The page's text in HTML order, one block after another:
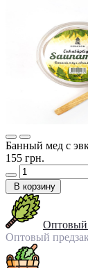
Банный мед с
155 грн.
В корзину
Оптовый
Оптовый